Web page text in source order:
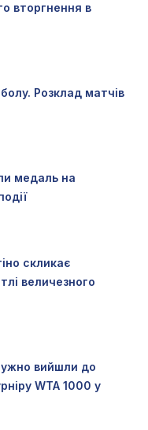
вторгнення в
Розклад матчів
медаль на
скликає
величезного
вийшли до
WTA 1000 у